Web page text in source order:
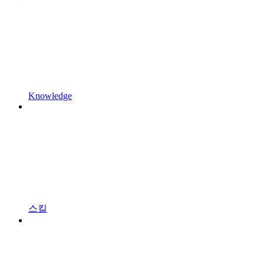
Knowledge
스킬